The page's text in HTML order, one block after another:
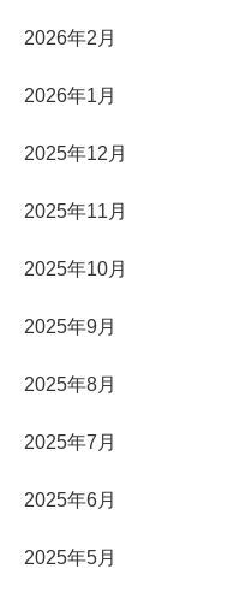
2026年2月
2026年1月
2025年12月
2025年11月
2025年10月
2025年9月
2025年8月
2025年7月
2025年6月
2025年5月